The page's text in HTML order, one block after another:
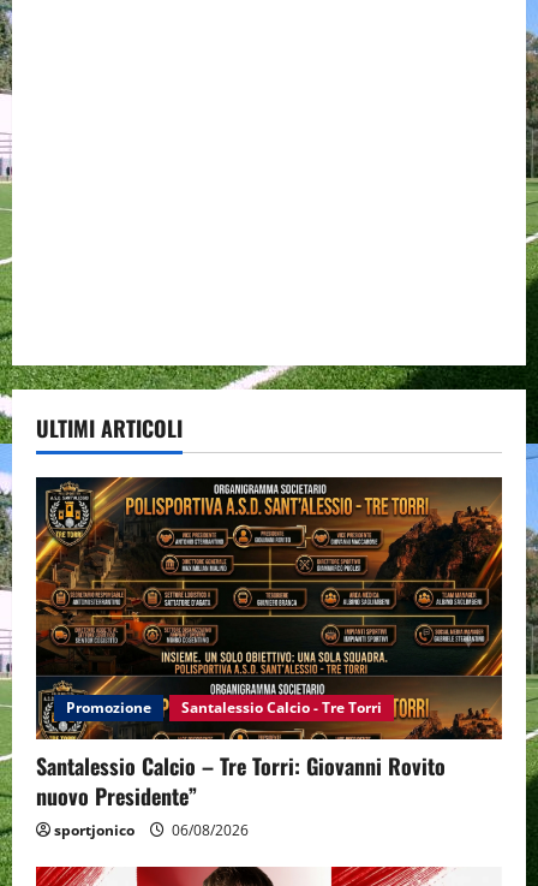
ULTIMI ARTICOLI
Promozione Santalessio Calcio - Tre Torri
Santalessio Calcio – Tre Torri: Giovanni Rovito
nuovo Presidente”
sportjonico 06/08/2026